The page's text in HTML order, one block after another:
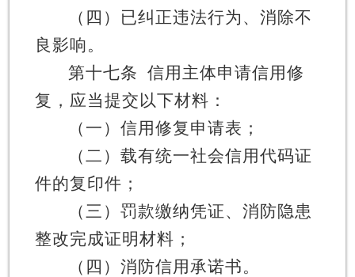
（四）已纠正违法行为、消除不
良影响。
第十七条 信用主体申请信用修
复，应当提交以下材料：
（一）信用修复申请表；
（二）载有统一社会信用代码证
件的复印件；
（三）罚款缴纳凭证、消防隐患
整改完成证明材料；
（四）消防信用承诺书。